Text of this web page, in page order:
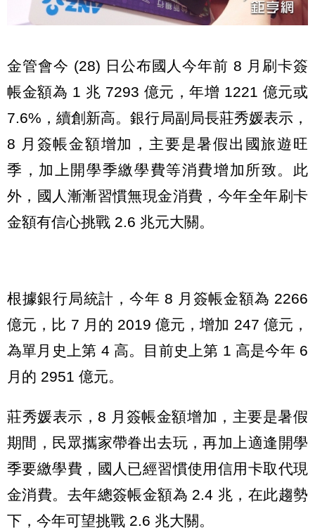
金管會今 (28) 日公布國人今年前 8 月刷卡簽
帳金額為 1 兆 7293 億元，年增 1221 億元或
7.6%，續創新高。銀行局副局長莊秀媛表示，
8 月簽帳金額增加，主要是暑假出國旅遊旺
季，加上開學季繳學費等消費增加所致。此
外，國人漸漸習慣無現金消費，今年全年刷卡
金額有信心挑戰 2.6 兆元大關。
根據銀行局統計，今年 8 月簽帳金額為 2266
億元，比 7 月的 2019 億元，增加 247 億元，
為單月史上第 4 高。目前史上第 1 高是今年 6
月的 2951 億元。
莊秀媛表示，8 月簽帳金額增加，主要是暑假
期間，民眾攜家帶眷出去玩，再加上適逢開學
季要繳學費，國人已經習慣使用信用卡取代現
金消費。去年總簽帳金額為 2.4 兆，在此趨勢
下，今年可望挑戰 2.6 兆大關。